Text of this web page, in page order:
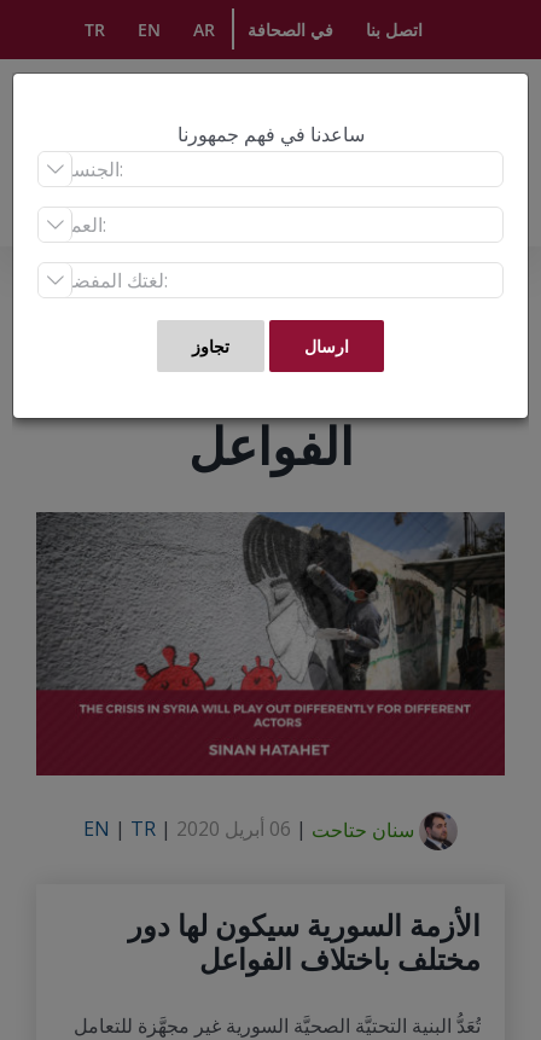
content
اتصل بنا في الصحافة AR
EN
TR
الأزمة السورية سيكون
لها دور مختلف باختلاف
الفواعل
View
Larger
Image
سنان حتاحت | 06 أبريل 2020 |
EN | TR
الأزمة السورية سيكون لها دور
مختلف باختلاف الفواعل
تُعَدُّ البنية التحتيَّة الصحيَّة السورية غير مجهَّزة للتعامل
ساعدنا في فهم جمهورنا


